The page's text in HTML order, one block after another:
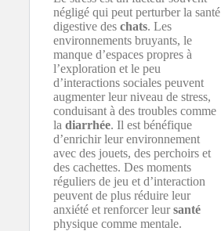
négligé qui peut perturber la santé
digestive des chats. Les
environnements bruyants, le
manque d’espaces propres à
l’exploration et le peu
d’interactions sociales peuvent
augmenter leur niveau de stress,
conduisant à des troubles comme
la diarrhée. Il est bénéfique
d’enrichir leur environnement
avec des jouets, des perchoirs et
des cachettes. Des moments
réguliers de jeu et d’interaction
peuvent de plus réduire leur
anxiété et renforcer leursanté
physique comme mentale.